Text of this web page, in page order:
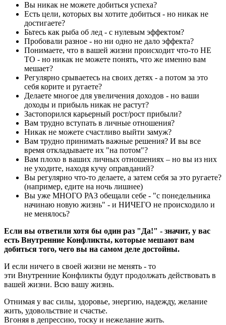
Вы никак не можете добиться успеха?
Есть цели, которых вы хотите добиться - но никак не
достигаете?
Бьтесь как рыба об лед - с нулевым эффектом?
Пробовали разное - но ни одно не дало эффекта?
Понимаете, что в вашей жизни происходит что-то НЕ
ТО - но никак не можете понять, что же именно вам
мешает?
Регулярно срываетесь на своих детях - а потом за это
себя корите и ругаете?
Делаете многое для увеличения доходов - но ваши
доходы и прибыль никак не растут?
Застопорился карьерный рост/рост прибыли?
Вам трудно вступать в личные отношения?
Никак не можете счастливо выйти замуж?
Вам трудно принимать важные решения? И вы все
время откладываете их "на потом"?
Вам плохо в ваших личных отношениях – но вы из них
не уходите, находя кучу оправданий?
Вы регулярно что-то делаете, а затем себя за это ругаете?
(например, едите на ночь лишнее)
Вы уже МНОГО РАЗ обещали себе - "с понедельника
начинаю новую жизнь" - и НИЧЕГО не происходило и
не менялось?
Если вы ответили хотя бы один раз "Да!" - значит, у вас
есть Внутренние Конфликты, которые мешают вам
добиться того, чего вы на самом деле достойны.
И если ничего в своей жизни не менять - то
эти Внутренние Конфликты будут продолжать действовать в
вашей жизни. Всю вашу жизнь.
Отнимая у вас силы, здоровье, энергию, надежду, желание
жить, удовольствие и счастье.
Вгоняя в депрессию, тоску и нежелание жить.